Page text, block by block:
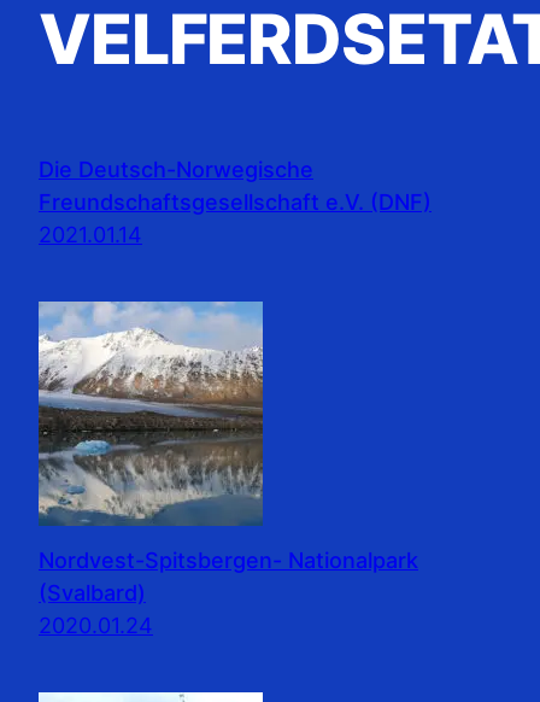
Die Deutsch-Norwegische
Freundschaftsgesellschaft e.V. (DNF)
2021.01.14
Nordvest-Spitsbergen- Nationalpark
(Svalbard)
2020.01.24